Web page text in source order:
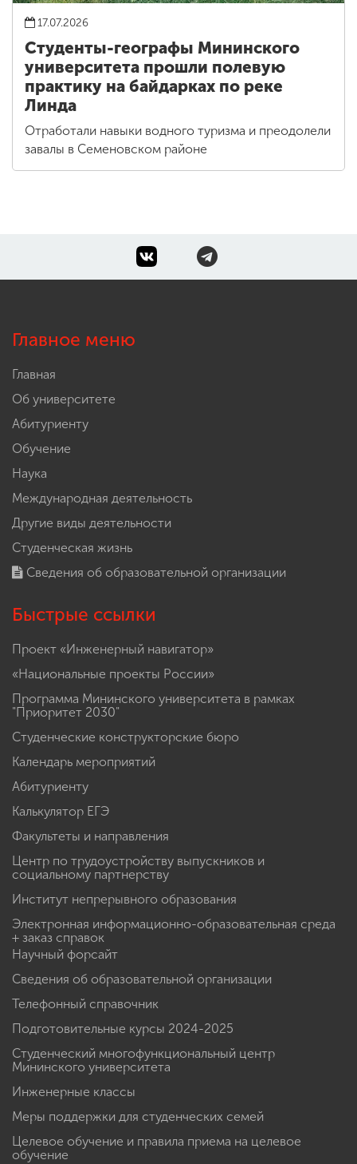
17.07.2026
Студенты-географы Мининского
университета прошли полевую
практику на байдарках по реке
Линда
Отработали навыки водного туризма и преодолели
завалы в Семеновском районе
Главное меню
Главная
Об университете
Абитуриенту
Обучение
Наука
Международная деятельность
Другие виды деятельности
Студенческая жизнь
Сведения об образовательной организации
Быстрые ссылки
Проект «Инженерный навигатор»
«Национальные проекты России»
Программа Мининского университета в рамках
"Приоритет 2030"
Студенческие конструкторские бюро
Календарь мероприятий
Абитуриенту
Калькулятор ЕГЭ
Факультеты и направления
Центр по трудоустройству выпускников и
социальному партнерству
Институт непрерывного образования
Электронная информационно-образовательная среда
+ заказ справок
Научный форсайт
Сведения об образовательной организации
Телефонный справочник
Подготовительные курсы 2024-2025
Студенческий многофункциональный центр
Мининского университета
Инженерные классы
Меры поддержки для студенческих семей
Целевое обучение и правила приема на целевое
обучение